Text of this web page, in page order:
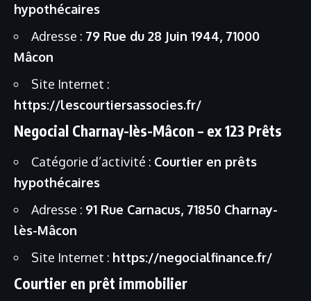
hypothécaires
Adresse : 79 Rue du 28 Juin 1944, 71000
Mâcon
Site Internet :
https://lescourtiersassocies.fr/
Negocial Charnay-lès-Mâcon – ex 123 Prêts
Catégorie d’activité : Courtier en prêts
hypothécaires
Adresse : 91 Rue Carnacus, 71850 Charnay-
lès-Mâcon
Site Internet : https://negocialfinance.fr/
Courtier en prêt immobilier